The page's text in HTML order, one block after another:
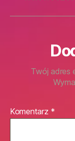
Twój adres
Komentarz *